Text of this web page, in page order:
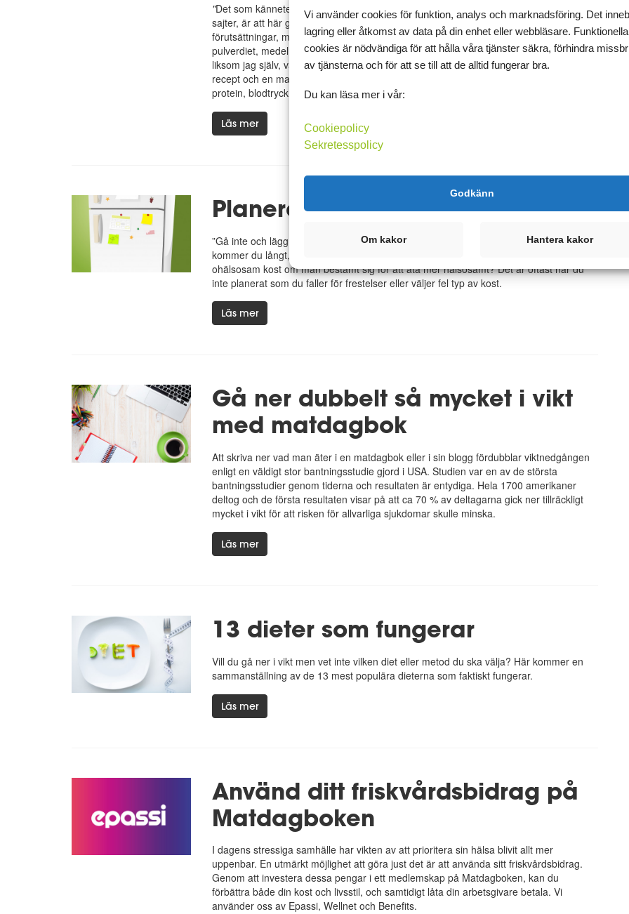
"Det som kännetecknar Matdagboken, och skiljer den från många andra liknande
sajter, är att här gör folk olika. Vi strävar alla efter ”målvikt” utifrån våra egna
förutsättningar, men på "parallella vägar”. Jag har blivit lika peppad av de som kör med
pulverdiet, medelhavskost, Paleo, LCLC, kaloriräkning eller whatever, som av de, som
liksom jag själv, valt LCHF och/eller periodisk fasta! Vi delar framgångar, motgångar,
recept och en massa kunskap som jag inte ens visste att jag behövde; om sömn,
protein, blodtryck, mediciner och annat…"
Läs mer
Planera för att lyckas
”Gå inte och lägg dig förrän du planerat morgondagens kostintag”. Med den meningen
kommer du långt, sätt gärna upp den på på kylskåpet. För vem planerar för en
ohälsosam kost om man bestämt sig för att äta mer hälsosamt? Det är oftast när du
inte planerat som du faller för frestelser eller väljer fel typ av kost.
Läs mer
Gå ner dubbelt så mycket i vikt
med matdagbok
Att skriva ner vad man äter i en matdagbok eller i sin blogg fördubblar viktnedgången
enligt en väldigt stor bantningsstudie gjord i USA. Studien var en av de största
bantningsstudier genom tiderna och resultaten är entydiga. Hela 1700 amerikaner
deltog och de första resultaten visar på att ca 70 % av deltagarna gick ner tillräckligt
mycket i vikt för att risken för allvarliga sjukdomar skulle minska.
Läs mer
13 dieter som fungerar
Vill du gå ner i vikt men vet inte vilken diet eller metod du ska välja? Här kommer en
sammanställning av de 13 mest populära dieterna som faktiskt fungerar.
Läs mer
Använd ditt friskvårdsbidrag på
Matdagboken
I dagens stressiga samhälle har vikten av att prioritera sin hälsa blivit allt mer
uppenbar. En utmärkt möjlighet att göra just det är att använda sitt friskvårdsbidrag.
Genom att investera dessa pengar i ett medlemskap på Matdagboken, kan du
förbättra både din kost och livsstil, och samtidigt låta din arbetsgivare betala. Vi
använder oss av Epassi, Wellnet och Benefits.
Vi använder cookies för funktion, analys och marknadsföring. Det
lagring eller åtkomst av data på din enhet eller webbläsare. Funktionella
cookies är nödvändiga för att hålla våra tjänster säkra, förhindra
av tjänsterna och för att se till att de alltid fungerar bra.
Du kan läsa mer i vår:
Cookiepolicy
Sekretesspolicy
Godkänn
Om kakor Hantera kakor